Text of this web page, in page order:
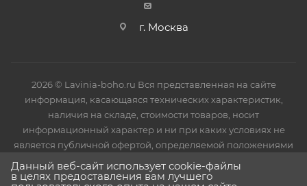
г. Москва
2026 © Lavinia-boho.ru Вся представленная на сайте
информация, касающаяся технических характеристик,
наличия на складе, стоимости товаров, носит
информационный характер и ни при каких условиях не
является публичной офертой, определяемой положениями
Статьи 437(2) Гражданского кодекса РФ.
Данный веб-сайт использует cookie-файлы
в целях предоставления вам лучшего